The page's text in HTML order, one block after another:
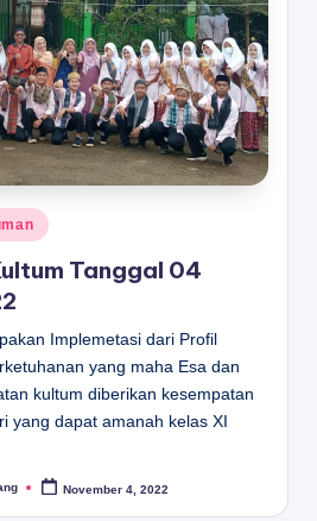
Tanggal 04
Implemetasi dari Profil
yang maha Esa dan
kultum diberikan kesempatan
yang dapat amanah kelas XI
November 4, 2022